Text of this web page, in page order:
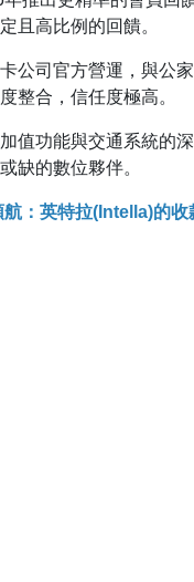
且高比例的回饋。
公司官方營運，與公
整合，信任度極高。
值功能與交通系統的
缺的數位夥伴。
：英特拉(Intella)的收